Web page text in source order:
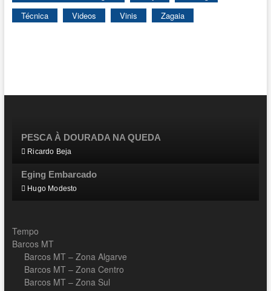
Técnica
Videos Vinis Zagaia
PESCA À DOURADA NA QUEDA
Ricardo Beja
Eging Embarcado
Hugo Modesto
Tempo
Barcos MT
Barcos MT – Zona Algarve
Barcos MT – Zona Centro
Barcos MT – Zona Sul